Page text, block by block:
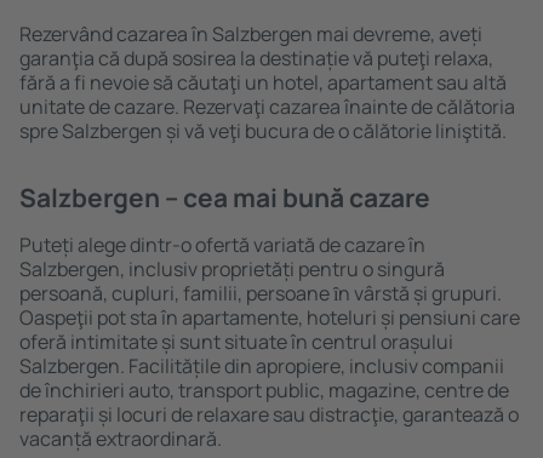
Rezervând cazarea în Salzbergen mai devreme, aveți
garanţia că după sosirea la destinație vă puteţi relaxa,
fără a fi nevoie să căutaţi un hotel, apartament sau altă
unitate de cazare. Rezervaţi cazarea înainte de călătoria
spre Salzbergen și vă veţi bucura de o călătorie liniştită.
Salzbergen – cea mai bună cazare
Puteți alege dintr-o ofertă variată de cazare în
Salzbergen, inclusiv proprietăți pentru o singură
persoană, cupluri, familii, persoane ȋn vârstă și grupuri.
Oaspeţii pot sta în apartamente, hoteluri și pensiuni care
oferă intimitate și sunt situate în centrul orașului
Salzbergen. Facilitățile din apropiere, inclusiv companii
de închirieri auto, transport public, magazine, centre de
reparaţii și locuri de relaxare sau distracţie, garantează o
vacanță extraordinară.